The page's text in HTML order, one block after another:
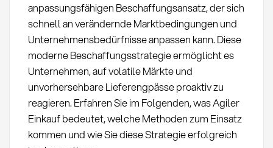
anpassungsfähigen Beschaffungsansatz, der sich
schnell an verändernde Marktbedingungen und
Unternehmensbedürfnisse anpassen kann. Diese
moderne Beschaffungsstrategie ermöglicht es
Unternehmen, auf volatile Märkte und
unvorhersehbare Lieferengpässe proaktiv zu
reagieren. Erfahren Sie im Folgenden, was Agiler
Einkauf bedeutet, welche Methoden zum Einsatz
kommen und wie Sie diese Strategie erfolgreich